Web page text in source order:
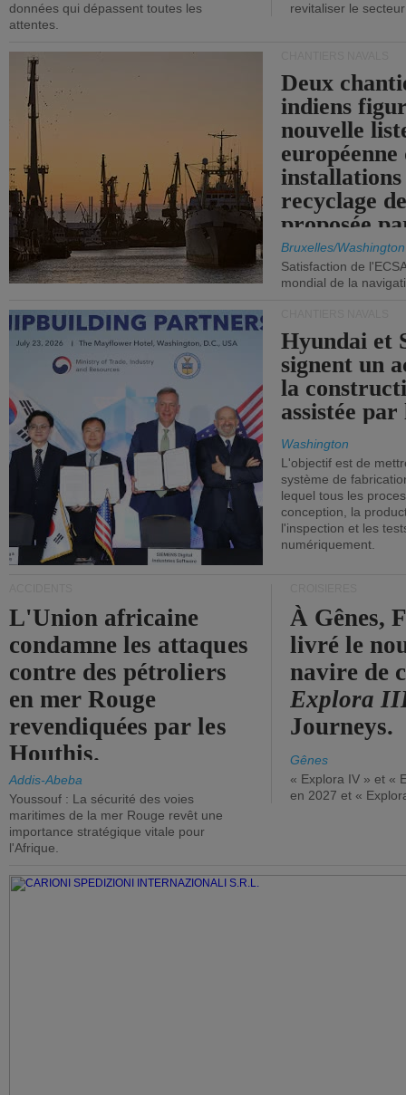
données qui dépassent toutes les
attentes.
revitaliser le secteur
Deux
indiens
nouvelle
européenne
installations
recyclage
proposée
Bruxelles/Washington
Satisfaction de
mondial de la
Hyundai et
signent un
la
assistée
Washington
L'objectif est de
système de
lequel tous les
conception, la
l'inspection et les
numériquement.
L'Union africaine
condamne les attaques
contre des pétroliers
en mer Rouge
revendiquées par les
Houthis.
Addis-Abeba
Youssouf : La sécurité des voies
maritimes de la mer Rouge revêt une
importance stratégique vitale pour
l'Afrique.
À Gênes,
livré le
navire de
Explora
Journeys.
Gênes
« Explora IV » et «
en 2027 et «